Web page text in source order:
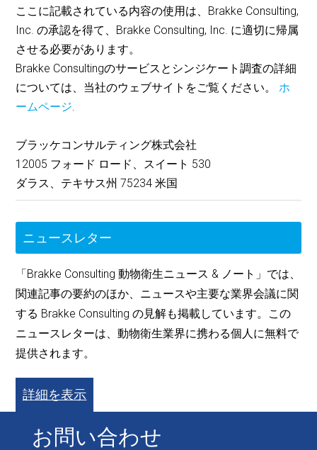
ここに記載されている内容の使用は、Brakke Consulting,
Inc. の承認を得て、Brakke Consulting, Inc. に適切に帰属
させる必要があります。
Brakke Consultingのサービスとシンジケート調査の詳細
については、当社のウェブサイトをご覧ください。ホ
ームページ.
ブラッケコンサルティング株式会社
12005 フォード ロード、スイート 530
ダラス、テキサス州 75234 米国
ニュースレター
「Brakke Consulting 動物衛生ニュース & ノート」では、
関連記事の要約のほか、ニュースや主要な業界会議に関
する Brakke Consulting の見解も掲載しています。この
ニュースレターは、動物衛生業界に携わる個人に無料で
提供されます。
詳細を表示
お問い合わせ